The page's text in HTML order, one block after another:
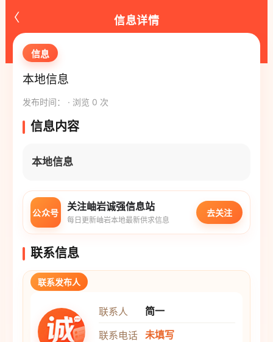
‹ 信息详情
信息
本地信息
发布时间： · 浏览 0 次
信息内容
本地信息
公众号
关注岫岩诚强信息站
每日更新岫岩本地最新供求信息
去关注
联系信息
联系发布人
联系人
简一
联系电话 未填写